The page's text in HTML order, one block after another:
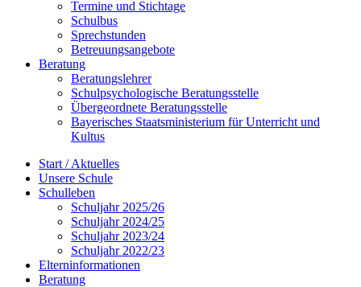
Termine und Stichtage
Schulbus
Sprechstunden
Betreuungsangebote
Beratung
Beratungslehrer
Schulpsychologische Beratungsstelle
Übergeordnete Beratungsstelle
Bayerisches Staatsministerium für Unterricht und
Kultus
Start / Aktuelles
Unsere Schule
Schulleben
Schuljahr 2025/26
Schuljahr 2024/25
Schuljahr 2023/24
Schuljahr 2022/23
Elterninformationen
Beratung